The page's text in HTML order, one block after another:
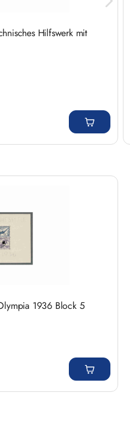
Hilfswerk mit
1936 Block 5